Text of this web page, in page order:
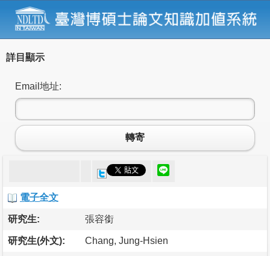
詳目顯示
Email地址:
轉寄
電子全文
研究生: 張容銜
研究生(外文): Chang, Jung-Hsien